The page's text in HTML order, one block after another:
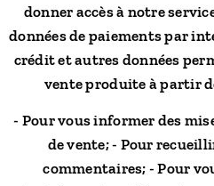
donner accès à notre
données de paiements par
crédit et autres données
vente produite à partir
- Pour vous informer des
de vente; - Pour
commentaires; - Pour